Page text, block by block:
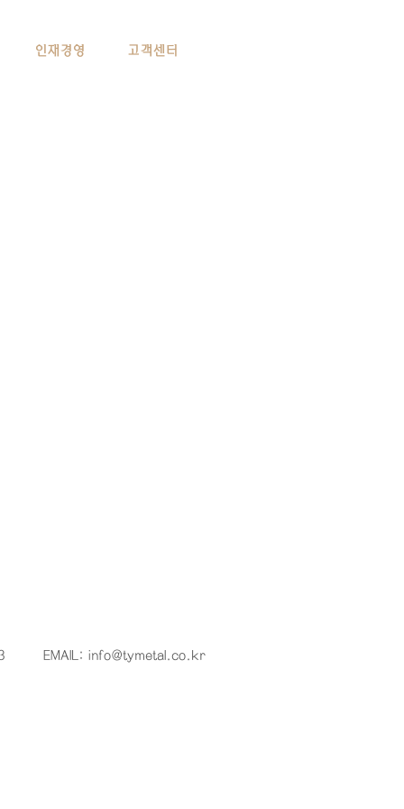
인재경영 고객센터
EMAIL: info@tymetal.co.kr